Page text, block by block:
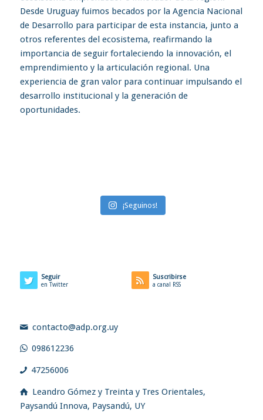
¡Seguinos!
Seguir
en Twitter
Suscribirse
a canal RSS
contacto@adp.org.uy
098612236
47256006
Leandro Gómez y Treinta y Tres Orientales,
Paysandú Innova, Paysandú, UY